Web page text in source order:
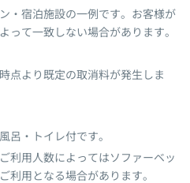
・宿泊施設の一例です。お客様が
って一致しない場合があります。
点より既定の取消料が発生しま
呂・トイレ付です。
利用人数によってはソファーベッ
利用となる場合があります。